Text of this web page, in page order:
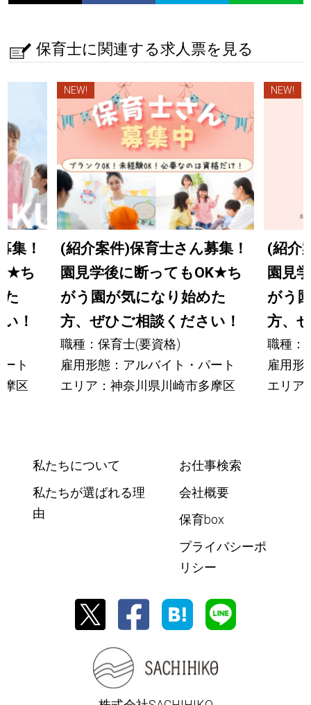
保育士に関連する求人票を見る
集！
★ち
！
ト
摩区
NEW!
(紹介案件)保育士さん募集！
園見学後に断ってもOK★ち
がう園が気になり始めた
方、ぜひご相談ください！
職種：保育士(要資格)
雇用形態：アルバイト・パート
エリア：神奈川県川崎市多摩区
NEW!
(紹介
園見
がう
方、
職種：
雇用形
エリア
私たちについて
私たちが選ばれる理
由
お仕事検索
会社概要
保育box
プライバシーポ
リシー